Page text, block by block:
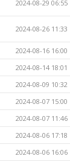
2024-08-29 06:55
2024-08-26 11:33
2024-08-16 16:00
2024-08-14 18:01
2024-08-09 10:32
2024-08-07 15:00
2024-08-07 11:46
2024-08-06 17:18
2024-08-06 16:06